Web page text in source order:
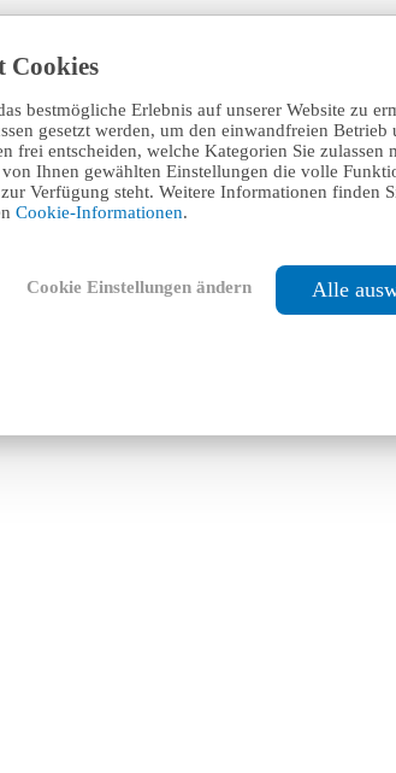
Cookies
bestmögliche Erlebnis auf unserer Website zu
gesetzt werden, um den einwandfreien Betrieb
frei entscheiden, welche Kategorien Sie zulassen
von Ihnen gewählten Einstellungen die volle
Verfügung steht. Weitere Informationen finden
Cookie-Informationen.
Cookie Einstellungen ändern Alle